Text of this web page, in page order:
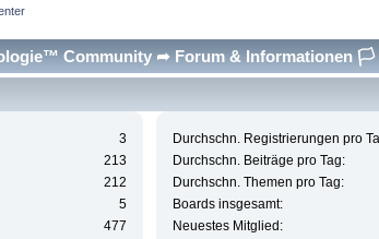
Community ➦ Forum & Informationen 🏳
3
213
212
5
477
Durchschn. Registrierungen pro
Durchschn. Beiträge pro Tag:
Durchschn. Themen pro Tag:
Boards insgesamt:
Neuestes Mitglied: